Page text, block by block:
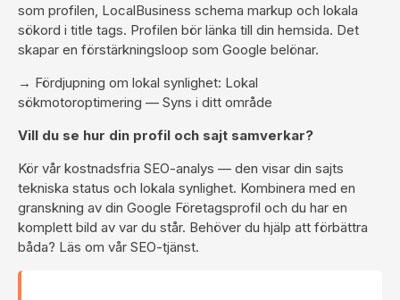
som profilen, LocalBusiness schema markup och lokala
sökord i title tags. Profilen bör länka till din hemsida. Det
skapar en förstärkningsloop som Google belönar.
→ Fördjupning om lokal synlighet: Lokal
sökmotoroptimering — Syns i ditt område
Vill du se hur din profil och sajt samverkar?
Kör vår kostnadsfria SEO-analys — den visar din sajts
tekniska status och lokala synlighet. Kombinera med en
granskning av din Google Företagsprofil och du har en
komplett bild av var du står. Behöver du hjälp att förbättra
båda? Läs om vår SEO-tjänst.